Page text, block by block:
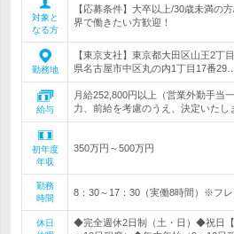
対象と
なる方
【応募条件】大卒以上/30歳未満の
界で働きたい方歓迎！
勤務地
【東京支社】東京都大田区山王2丁
県名古屋市中区丸の内1丁目17番29…
給与
月給252,800円以上（営業外勤手当
力、前給を考慮のうえ、決定いた
初年度
年収
350万円～500万円
勤務
時間
8：30～17：30（実働8時間）※フ
休日
◆完全週休2日制（土・日）◆祝日